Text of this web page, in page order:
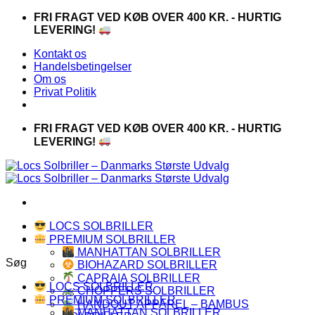
FortsætFRI FRAGT VED KØB OVER 400 KR. - HURTIG
LEVERING!
Kontakt os
Handelsbetingelser
Om os
Privat Politik
FRI FRAGT VED KØB OVER 400 KR. - HURTIG
LEVERING!
LOCS SOLBRILLER
PREMIUM SOLBRILLER
MANHATTAN SOLBRILLER
BIOHAZARD SOLBRILLER
CAPRAIA SOLBRILLER
CHOPPERS SOLBRILLER
HANDOUT APPAREL – BAMBUS
Søg
LOCS SOLBRILLER
PREMIUM SOLBRILLER
MANHATTAN SOLBRILLER